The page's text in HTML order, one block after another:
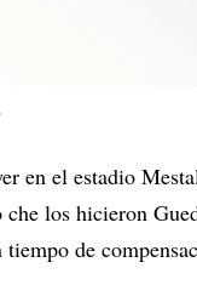
en el estadio
los hicieron
de